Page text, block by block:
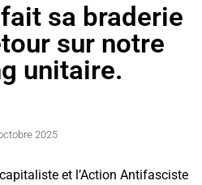
sa braderie
sur notre
unitaire.
2025
et l’Action Antifasciste